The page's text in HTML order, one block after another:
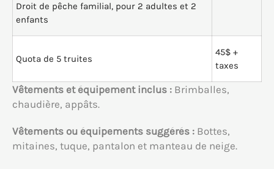
Droit de pêche familial, pour 2 adultes et 2
enfants
Quota de 5 truites
45$ +
taxes
Vêtements et équipement inclus : Brimballes,
chaudière, appâts.
Vêtements ou équipements suggérés : Bottes,
mitaines, tuque, pantalon et manteau de neige.